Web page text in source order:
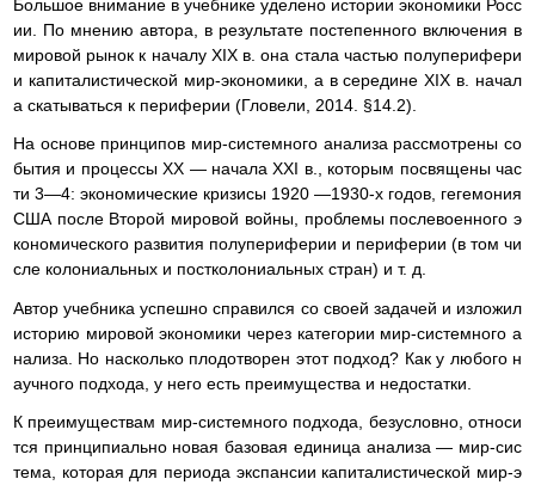
Большое внимание в учебнике уделено истории экономики Росс
ии. По мнению автора, в результате постепенного включения в
мировой рынок к началу XIX в. она стала частью полуперифери
и капиталистической мир-экономики, а в середине XIX в. начал
а скатываться к периферии (Гловели, 2014. §14.2).
На основе принципов мир-системного анализа рассмотрены со
бытия и процессы XX — начала XXI в., которым посвящены час
ти 3—4: экономические кризисы 1920 —1930-х годов, гегемония
США после Второй мировой войны, проблемы послевоенного э
кономического развития полупериферии и периферии (в том чи
сле колониальных и постколониальных стран) и т. д.
Автор учебника успешно справился со своей задачей и изложил
историю мировой экономики через категории мир-системного а
нализа. Но насколько плодотворен этот подход? Как у любого н
аучного подхода, у него есть преимущества и недостатки.
К преимуществам мир-системного подхода, безусловно, относи
тся принципиально новая базовая единица анализа — мир-сис
тема, которая для периода экспансии капиталистической мир-э